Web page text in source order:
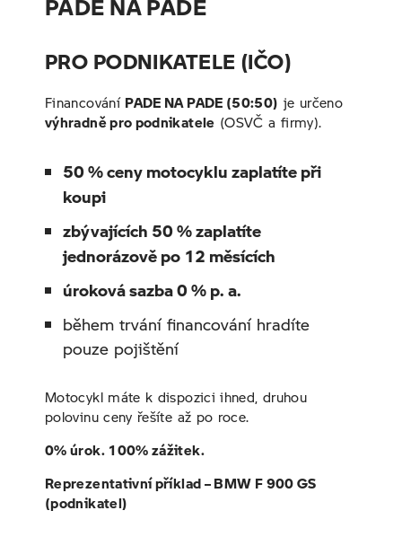
PADE NA PADE
PRO PODNIKATELE (IČO)
Financování PADE NA PADE (50:50) je určeno
výhradně pro podnikatele (OSVČ a firmy).
50 % ceny motocyklu zaplatíte při
koupi
zbývajících 50 % zaplatíte
jednorázově po 12 měsících
úroková sazba 0 % p. a.
během trvání financování hradíte
pouze pojištění
Motocykl máte k dispozici ihned, druhou
polovinu ceny řešíte až po roce.
0% úrok. 100% zážitek.
Reprezentativní příklad – BMW F 900 GS
(podnikatel)